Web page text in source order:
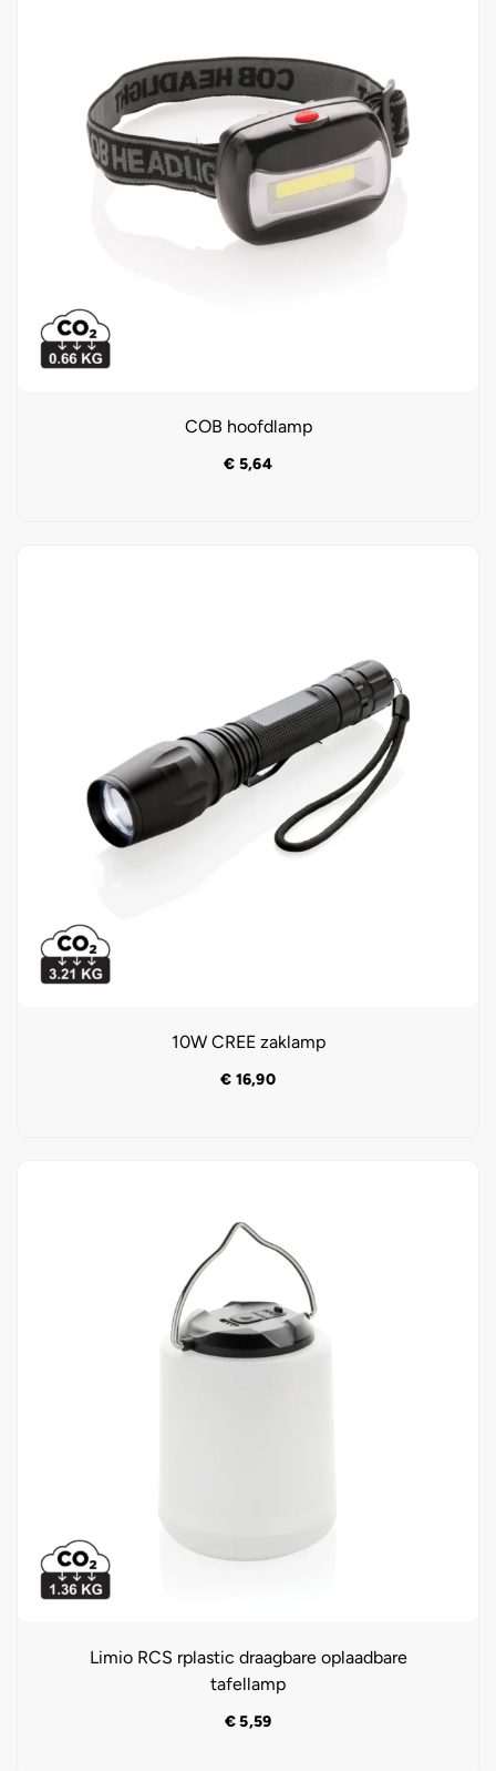
COB hoofdlamp
€ 5,64
10W CREE zaklamp
€ 16,90
Limio RCS rplastic draagbare oplaadbare
tafellamp
€5,59